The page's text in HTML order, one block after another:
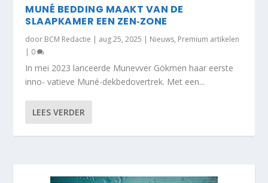
MUNÉ BEDDING MAAKT VAN DE
SLAAPKAMER EEN ZEN‐ZONE
door BCM Redactie | aug 25, 2025 | Nieuws, Premium artikelen
| 0
In mei 2023 lanceerde Munevver Gökmen haar eerste
inno- vatieve Muné-dekbedovertrek. Met een...
LEES VERDER